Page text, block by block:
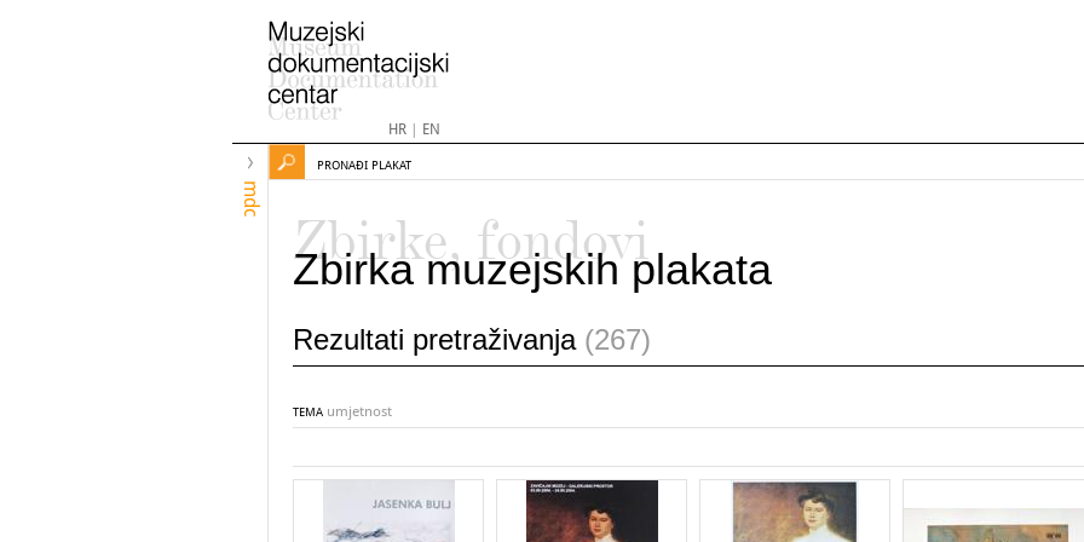
HR| EN
mdc
PRONAĐI PLAKAT
Zbirke, fondovi
Zbirka muzejskih plakata
Rezultati pretraživanja (267)
TEMA umjetnost